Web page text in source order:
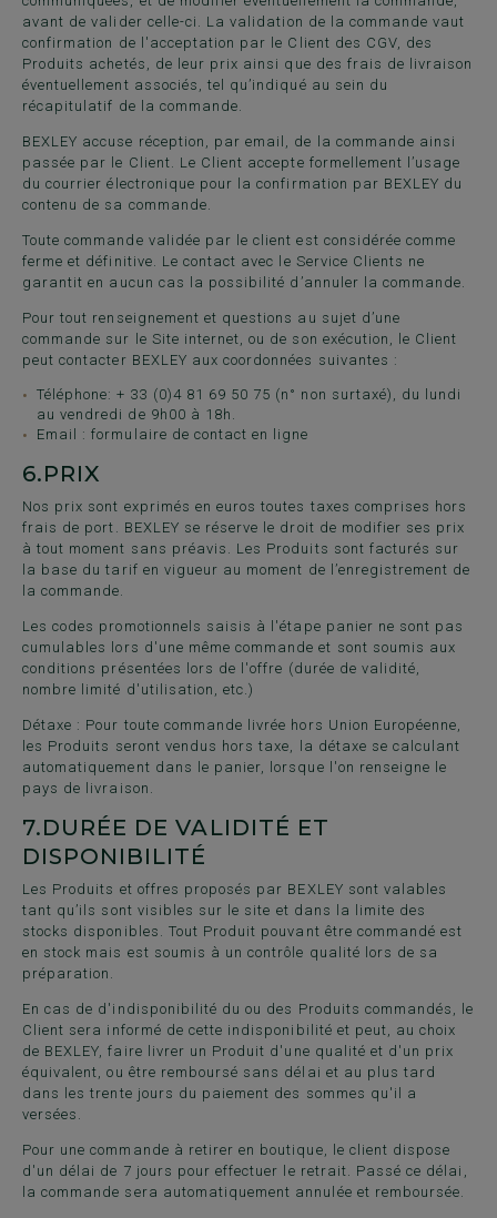
avant de valider celle-ci. La validation de la commande vaut
confirmation de l'acceptation par le Client des CGV, des
Produits achetés, de leur prix ainsi que des frais de livraison
éventuellement associés, tel qu’indiqué au sein du
récapitulatif de la commande.
BEXLEY accuse réception, par email, de la commande ainsi
passée par le Client. Le Client accepte formellement l’usage
du courrier électronique pour la confirmation par BEXLEY du
contenu de sa commande.
Toute commande validée par le client est considérée comme
ferme et définitive. Le contact avec le Service Clients ne
garantit en aucun cas la possibilité d’annuler la commande.
Pour tout renseignement et questions au sujet d’une
commande sur le Site internet, ou de son exécution, le Client
peut contacter BEXLEY aux coordonnées suivantes :
Téléphone: + 33 (0)4 81 69 50 75 (n° non surtaxé), du lundi
au vendredi de 9h00 à 18h.
Email : formulaire de contact en ligne
6.PRIX
Nos prix sont exprimés en euros toutes taxes comprises hors
frais de port. BEXLEY se réserve le droit de modifier ses prix
à tout moment sans préavis. Les Produits sont facturés sur
la base du tarif en vigueur au moment de l’enregistrement de
la commande.
Les codes promotionnels saisis à l'étape panier ne sont pas
cumulables lors d'une même commande et sont soumis aux
conditions présentées lors de l'offre (durée de validité,
nombre limité d'utilisation, etc.)
Détaxe : Pour toute commande livrée hors Union Européenne,
les Produits seront vendus hors taxe, la détaxe se calculant
automatiquement dans le panier, lorsque l'on renseigne le
pays de livraison.
7.DURÉE DE VALIDITÉ ET
DISPONIBILITÉ
Les Produits et offres proposés par BEXLEY sont valables
tant qu’ils sont visibles sur le site et dans la limite des
stocks disponibles. Tout Produit pouvant être commandé est
en stock mais est soumis à un contrôle qualité lors de sa
préparation.
En cas de d'indisponibilité du ou des Produits commandés, le
Client sera informé de cette indisponibilité et peut, au choix
de BEXLEY, faire livrer un Produit d'une qualité et d'un prix
équivalent, ou être remboursé sans délai et au plus tard
dans les trente jours du paiement des sommes qu'il a
versées.
Pour une commande à retirer en boutique, le client dispose
d'un délai de 7 jours pour effectuer le retrait. Passé ce délai,
la commande sera automatiquement annulée et remboursée.